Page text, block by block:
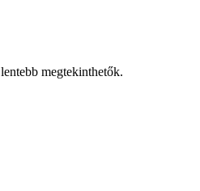
lentebb megtekinthetők.